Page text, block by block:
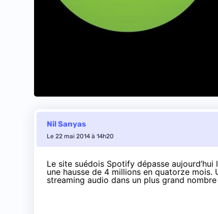
Nil Sanyas
Le 22 mai 2014 à 14h20
Le site suédois Spotify dépasse
une hausse de 4 millions en quatorze mois.
streaming audio dans un plus grand